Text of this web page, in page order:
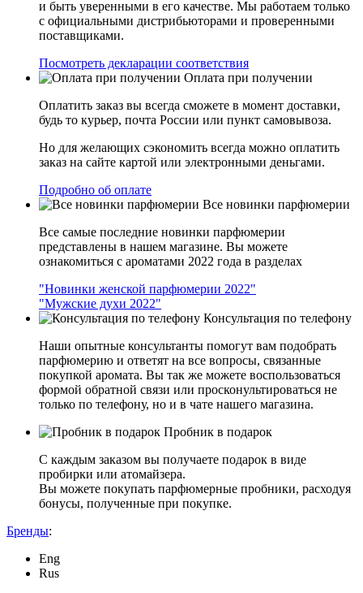
и быть уверенными в его качестве. Мы работаем только
с официальными дистрибьюторами и проверенными
поставщиками.
Посмотреть декларации соответствия
Оплата при получении
Оплатить заказ вы всегда сможете в момент доставки,
будь то курьер, почта России или пункт самовывоза.
Но для желающих сэкономить всегда можно оплатить
заказ на сайте картой или электронными деньгами.
Подробно об оплате
Все новинки парфюмерии
Все самые последние новинки парфюмерии
представлены в нашем магазине. Вы можете
ознакомиться с ароматами 2022 года в разделах
"Новинки женской парфюмерии 2022"
"Мужские духи 2022"
Консультация по телефону
Наши опытные консультанты помогут вам подобрать
парфюмерию и ответят на все вопросы, связанные
покупкой аромата. Вы так же можете воспользоваться
формой обратной связи или просконультироваться не
только по телефону, но и в чате нашего магазина.
Пробник в подарок
С каждым заказом вы получаете подарок в виде
пробирки или атомайзера.
Вы можете покупать парфюмерные пробники, расходуя
бонусы, полученные при покупке.
Бренды:
Eng
Rus